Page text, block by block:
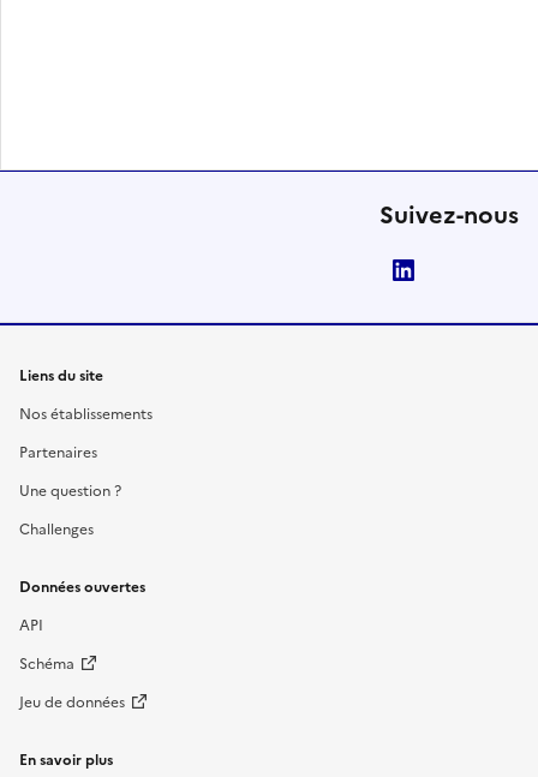
Suivez-nous
Liens du site
Nos établissements
Partenaires
Une question ?
Challenges
Données ouvertes
API
Schéma
Jeu de données
En savoir plus